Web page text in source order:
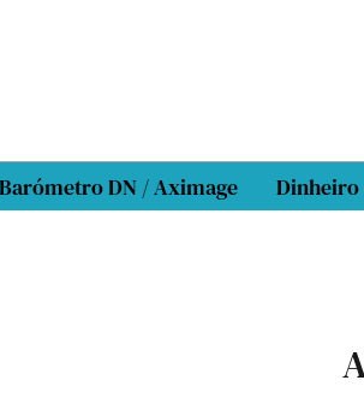
Barómetro DN / Aximage Dinheiro